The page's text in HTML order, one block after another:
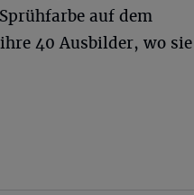
auf dem
40 Ausbilder, wo sie